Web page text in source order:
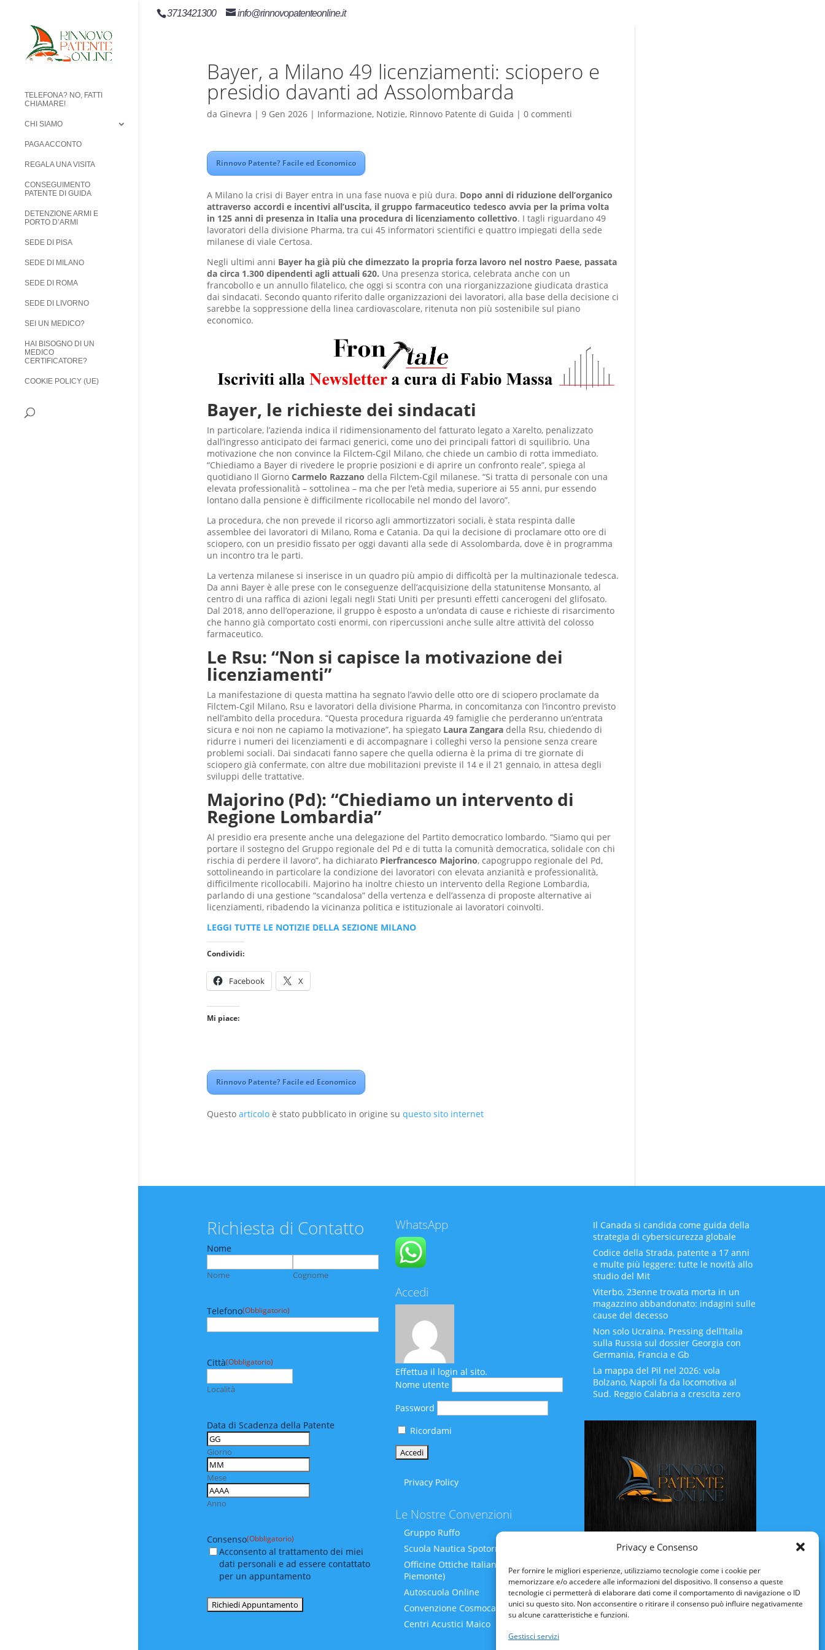
Privacy e Consenso
Per fornire le migliori esperienze, utilizziamo tecnologie come i cookie per
memorizzare e/o accedere alle informazioni del dispositivo. Il consenso a queste
tecnologie ci permetterà di elaborare dati come il comportamento di navigazione o ID
unici su questo sito. Non acconsentire o ritirare il consenso può influire negativamente
su alcune caratteristiche e funzioni.
Gestisci servizi
3713421300 info@rinnovopatenteonline.it
TELEFONA? NO, FATTI
CHIAMARE!
CHI SIAMO
PAGA ACCONTO
REGALA UNA VISITA
CONSEGUIMENTO
PATENTE DI GUIDA
DETENZIONE ARMI E
PORTO D’ARMI
SEDE DI PISA
SEDE DI MILANO
SEDE DI ROMA
SEDE DI LIVORNO
SEI UN MEDICO?
HAI BISOGNO DI UN
MEDICO
CERTIFICATORE?
COOKIE POLICY (UE)
Bayer, a Milano 49 licenziamenti: sciopero e
presidio davanti ad Assolombarda
da Ginevra | 9 Gen 2026| Informazione, Notizie, Rinnovo Patente di Guida | 0 commenti
Rinnovo Patente? Facile ed Economico
A Milano la crisi di Bayer entra in una fase nuova e più dura. Dopo anni di riduzione dell’organico
attraverso accordi e incentivi all’uscita, il gruppo farmaceutico tedesco avvia per la prima volta
in 125 anni di presenza in Italia una procedura di licenziamento collettivo. I tagli riguardano 49
lavoratori della divisione Pharma, tra cui 45 informatori scientifici e quattro impiegati della sede
milanese di viale Certosa.
Negli ultimi anni Bayer ha già più che dimezzato la propria forza lavoro nel nostro Paese, passata
da circa 1.300 dipendenti agli attuali 620. Una presenza storica, celebrata anche con un
francobollo e un annullo filatelico, che oggi si scontra con una riorganizzazione giudicata drastica
dai sindacati. Secondo quanto riferito dalle organizzazioni dei lavoratori, alla base della decisione ci
sarebbe la soppressione della linea cardiovascolare, ritenuta non più sostenibile sul piano
economico.
Bayer, le richieste dei sindacati
In particolare, l’azienda indica il ridimensionamento del fatturato legato a Xarelto, penalizzato
dall’ingresso anticipato dei farmaci generici, come uno dei principali fattori di squilibrio. Una
motivazione che non convince la Filctem-Cgil Milano, che chiede un cambio di rotta immediato.
“Chiediamo a Bayer di rivedere le proprie posizioni e di aprire un confronto reale”, spiega al
quotidiano Il Giorno Carmelo Razzano della Filctem-Cgil milanese. “Si tratta di personale con una
elevata professionalità – sottolinea – ma che per l’età media, superiore ai 55 anni, pur essendo
lontano dalla pensione è difficilmente ricollocabile nel mondo del lavoro”.
La procedura, che non prevede il ricorso agli ammortizzatori sociali, è stata respinta dalle
assemblee dei lavoratori di Milano, Roma e Catania. Da qui la decisione di proclamare otto ore di
sciopero, con un presidio fissato per oggi davanti alla sede di Assolombarda, dove è in programma
un incontro tra le parti.
La vertenza milanese si inserisce in un quadro più ampio di difficoltà per la multinazionale tedesca.
Da anni Bayer è alle prese con le conseguenze dell’acquisizione della statunitense Monsanto, al
centro di una raffica di azioni legali negli Stati Uniti per presunti effetti cancerogeni del glifosato.
Dal 2018, anno dell’operazione, il gruppo è esposto a un’ondata di cause e richieste di risarcimento
che hanno già comportato costi enormi, con ripercussioni anche sulle altre attività del colosso
farmaceutico.
Le Rsu: “Non si capisce la motivazione dei
licenziamenti”
La manifestazione di questa mattina ha segnato l’avvio delle otto ore di sciopero proclamate da
Filctem-Cgil Milano, Rsu e lavoratori della divisione Pharma, in concomitanza con l’incontro previsto
nell’ambito della procedura. “Questa procedura riguarda 49 famiglie che perderanno un’entrata
sicura e noi non ne capiamo la motivazione”, ha spiegato Laura Zangaradella Rsu, chiedendo di
ridurre i numeri dei licenziamenti e di accompagnare i colleghi verso la pensione senza creare
problemi sociali. Dai sindacati fanno sapere che quella odierna è la prima di tre giornate di
sciopero già confermate, con altre due mobilitazioni previste il 14 e il 21 gennaio, in attesa degli
sviluppi delle trattative.
Majorino (Pd): “Chiediamo un intervento di
Regione Lombardia”
Al presidio era presente anche una delegazione del Partito democratico lombardo. “Siamo qui per
portare il sostegno del Gruppo regionale del Pd e di tutta la comunità democratica, solidale con chi
rischia di perdere il lavoro”, ha dichiarato Pierfrancesco Majorino, capogruppo regionale del Pd,
sottolineando in particolare la condizione dei lavoratori con elevata anzianità e professionalità,
difficilmente ricollocabili. Majorino ha inoltre chiesto un intervento della Regione Lombardia,
parlando di una gestione “scandalosa” della vertenza e dell’assenza di proposte alternative ai
licenziamenti, ribadendo la vicinanza politica e istituzionale ai lavoratori coinvolti.
LEGGI TUTTE LE NOTIZIE DELLA SEZIONE MILANO
Condividi:
Facebook X
Mi piace:
Rinnovo Patente? Facile ed Economico
Questo articoloè stato pubblicato in origine su questo sito internet
Richiesta di Contatto
Nome
Nome Cognome
Telefono(Obbligatorio)
Città(Obbligatorio)
Località
Data di Scadenza della Patente
Giorno
Mese
Anno
Consenso(Obbligatorio)
Acconsento al trattamento dei miei
dati personali e ad essere contattato
per un appuntamento
WhatsApp
Accedi
Effettua il login al sito.
Nome utente
Password
Ricordami
Privacy Policy
Le Nostre Convenzioni
Gruppo Ruffo
Scuola Nautica Spotornoli
Officine Ottiche Italiane (Liguria-
Piemonte)
Autoscuola Online
Convenzione Cosmocare
Centri Acustici Maico
Il Canada si candida come guida della
strategia di cybersicurezza globale
Codice della Strada, patente a 17 anni
e multe più leggere: tutte le novità allo
studio del Mit
Viterbo, 23enne trovata morta in un
magazzino abbandonato: indagini sulle
cause del decesso
Non solo Ucraina. Pressing dell’Italia
sulla Russia sul dossier Georgia con
Germania, Francia e Gb
La mappa del Pil nel 2026: vola
Bolzano, Napoli fa da locomotiva al
Sud. Reggio Calabria a crescita zero
Rinnovo Patente Online